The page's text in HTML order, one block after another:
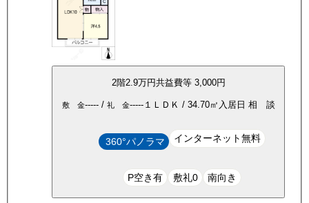
2階2.9万円共益費等 3,000円
敷 金-----/ 礼 金-----１ＬＤＫ / 34.70㎡ 入居日 相 談
360°パノラマ インターネット無料
P空き有 敷礼0 南向き